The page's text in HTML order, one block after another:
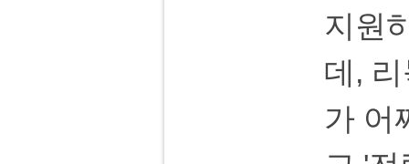
지원
데,
가 어